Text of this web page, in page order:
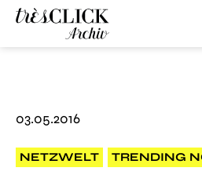
03.05.2016
NETZWELT TRENDING